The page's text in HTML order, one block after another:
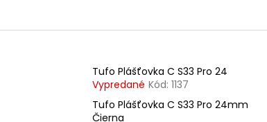
Tufo Plášťovka C S33 Pro 24
Vypredané Kód: 1137
Tufo Plášťovka C S33 Pro 24mm
Čierna